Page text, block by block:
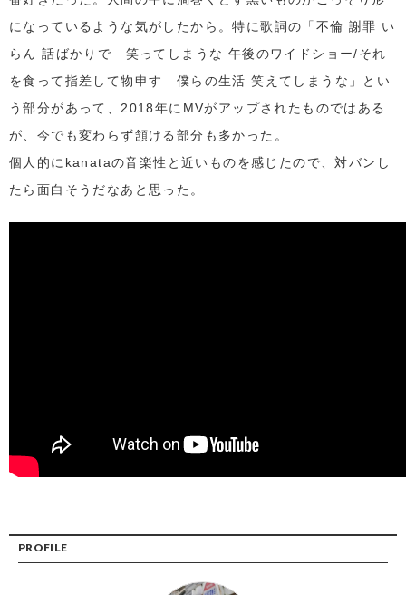
になっているような気がしたから。特に歌詞の「不倫 謝罪 い
らん 話ばかりで 笑ってしまうな 午後のワイドショー/それ
を食って指差して物申す 僕らの生活 笑えてしまうな」とい
う部分があって、2018年にMVがアップされたものではある
が、今でも変わらず頷ける部分も多かった。
個人的にkanataの音楽性と近いものを感じたので、対バンし
たら面白そうだなあと思った。
PROFILE